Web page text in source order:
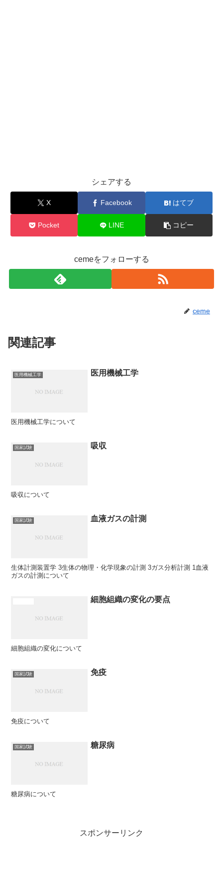
シェアする
X Facebook はてブ
Pocket LINE コピー
cemeをフォローする
ceme
関連記事
医用機械工学 医用機械工学
医用機械工学について
国家試験 吸収
吸収について
国家試験 血液ガスの計測
生体計測装置学 3生体の物理・化学現象の計測 3ガス分析計測 1血液
ガスの計測について
細胞組織の変化の要点
細胞組織の変化について
国家試験 免疫
免疫について
国家試験 糖尿病
糖尿病について
スポンサーリンク